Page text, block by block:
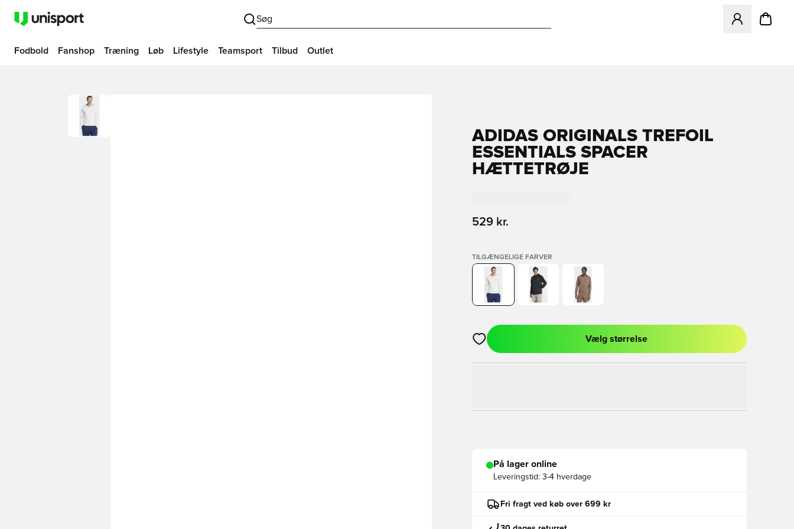
Søg
Åbner en
Fodbold Fanshop Træning Løb Lifestyle Teamsport Tilbud Outlet
ADIDAS ORIGINALS TREFOIL
ESSENTIALS SPACER
HÆTTETRØJE
529 kr.
TILGÆNGELIGE FARVER
Åbner en Modal til at logge ind eller tilmelde dig som medlem
Vælg størrelse
På lager online
Leveringstid: 3-4 hverdage
Fri fragt ved køb over 699 kr